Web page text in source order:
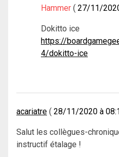
Hammer 27/11/
Dokitto ice
https://
4/dokitto-ice
acariatre 28/11/2020 à
Salut les collègues-
instructif étalage !